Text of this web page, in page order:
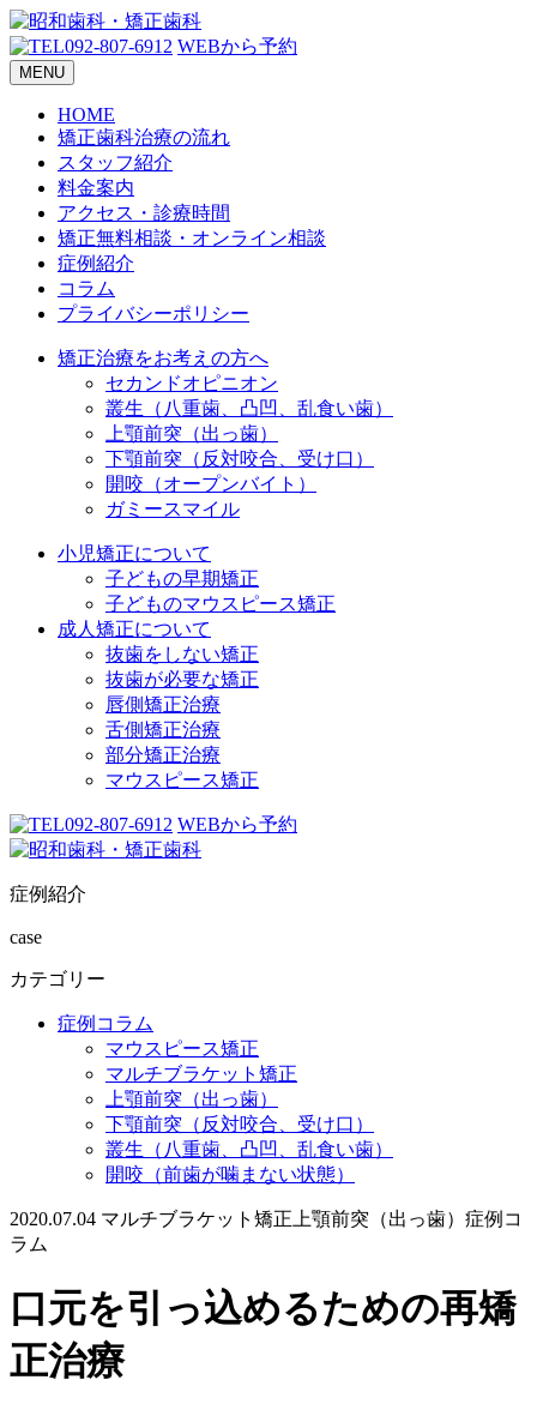
092-807-6912 WEBから予約
MENU
HOME
矯正歯科治療の流れ
スタッフ紹介
料金案内
アクセス・診療時間
矯正無料相談・オンライン相談
症例紹介
コラム
プライバシーポリシー
矯正治療をお考えの方へ
セカンドオピニオン
叢生（八重歯、凸凹、乱食い歯）
上顎前突（出っ歯）
下顎前突（反対咬合、受け口）
開咬（オープンバイト）
ガミースマイル
小児矯正について
子どもの早期矯正
子どものマウスピース矯正
成人矯正について
抜歯をしない矯正
抜歯が必要な矯正
唇側矯正治療
舌側矯正治療
部分矯正治療
マウスピース矯正
092-807-6912 WEBから予約
症例紹介
case
カテゴリー
症例コラム
マウスピース矯正
マルチブラケット矯正
上顎前突（出っ歯）
下顎前突（反対咬合、受け口）
叢生（八重歯、凸凹、乱食い歯）
開咬（前歯が噛まない状態）
2020.07.04 マルチブラケット矯正 上顎前突（出っ歯） 症例コ
ラム
口元を引っ込めるための再矯
正治療